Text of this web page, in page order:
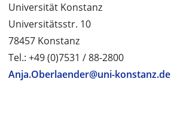
Universität Konstanz
Universitätsstr. 10
78457 Konstanz
Tel.: +49 (0)7531 / 88-2800
Anja.Oberlaender@uni-konstanz.de